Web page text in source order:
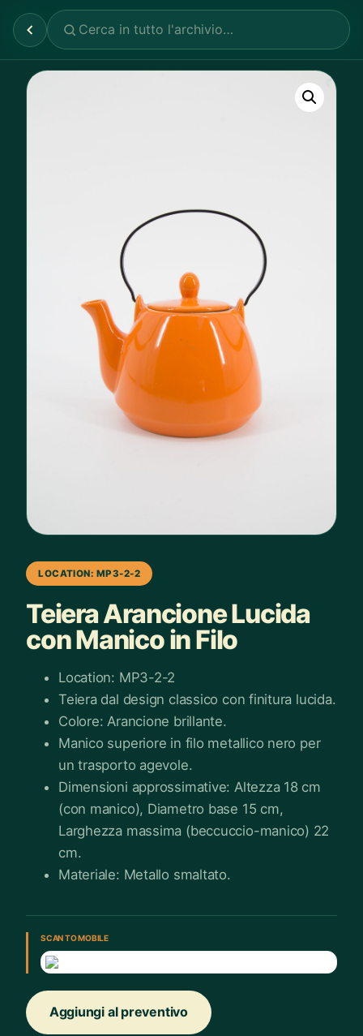
LOCATION: MP3-2-2
Teiera Arancione Lucida
con Manico in Filo
Location: MP3-2-2
Teiera dal design classico con finitura lucida.
Colore: Arancione brillante.
Manico superiore in filo metallico nero per
un trasporto agevole.
Dimensioni approssimative: Altezza 18 cm
(con manico), Diametro base 15 cm,
Larghezza massima (beccuccio-manico) 22
cm.
Materiale: Metallo smaltato.
SCAN TO MOBILE
Aggiungi al preventivo